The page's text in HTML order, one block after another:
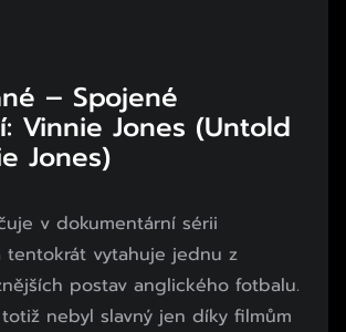
– Spojené
Vinnie Jones (Untold
Jones)
v dokumentární sérii
tentokrát vytahuje jednu z
postav anglického fotbalu.
totiž nebyl slavný jen díky filmům